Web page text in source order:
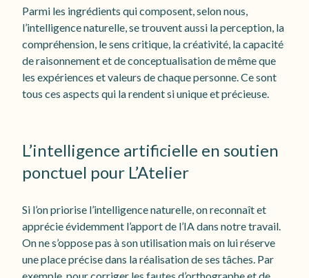
Parmi les ingrédients qui composent, selon nous,
l’intelligence naturelle, se trouvent aussi la perception, la
compréhension, le sens critique, la créativité, la capacité
de raisonnement et de conceptualisation de même que
les expériences et valeurs de chaque personne. Ce sont
tous ces aspects qui la rendent si unique et précieuse.
L’intelligence artificielle en soutien
ponctuel pour L’Atelier
Si l’on priorise l’intelligence naturelle, on reconnaît et
apprécie évidemment l’apport de l’IA dans notre travail.
On ne s’oppose pas à son utilisation mais on lui réserve
une place précise dans la réalisation de ses tâches. Par